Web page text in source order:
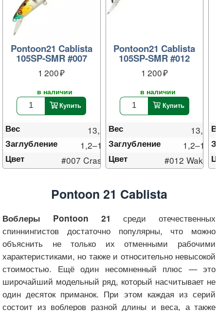
Pontoon21 Cablista
105SP-SMR #007
1 200
в наличии
Купить
Вес 13,2 г
Заглубление 1,2–1,8 м
Цвет #007 Crash HG Gill
Pontoon21 Cablista
105SP-SMR #012
1 200
в наличии
Купить
Вес 13,2 г
Заглубление 1,2–1,8
Цвет #012
Pontoon 21 Cablista
Воблеры Pontoon 21
среди отечественных
спиннингистов достаточно популярны, что можно
объяснить не только их отменными рабочими
характеристиками, но также и относительно невысокой
стоимостью. Ещё один несомненный плюс — это
широчайший модельный ряд, который насчитывает не
один десяток приманок. При этом каждая из серий
состоит из воблеров разной длины и веса, а также